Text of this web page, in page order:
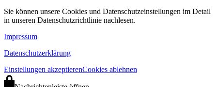
Sie können unsere Cookies und Datenschutzeinstellungen im Detail
in unseren Datenschutzrichtlinie nachlesen.
Impressum
Datenschutzerklärung
Einstellungen akzeptierenCookies ablehnen